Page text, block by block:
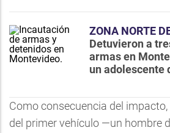
ZONA NORTE
Detuvieron a
armas en
un adolescente
Como consecuencia del
del primer vehículo —un hombre